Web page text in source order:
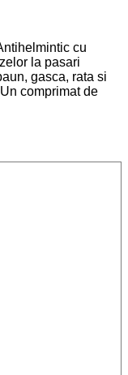
cu
la pasari
gasca, rata si
comprimat de